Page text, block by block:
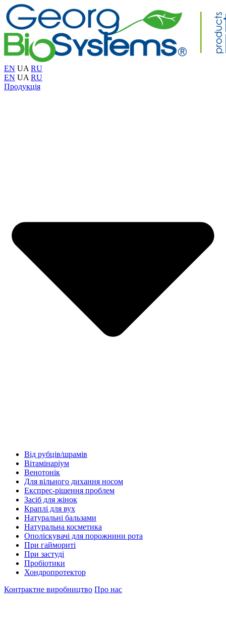
EN UA RU
EN UA RU
Продукція
Від рубців/шрамів
Вітамінаріум
Венотонік
Для вільного дихання носом
Експрес-рішення проблем
Засіб для жінок
Краплі для вух
Натуральні бальзами
Натуральна косметика
Ополіскувачі для порожнини рота
При гаймориті
При застуді
Пробіотики
Хондропротектор
Контрактне виробництво Про нас